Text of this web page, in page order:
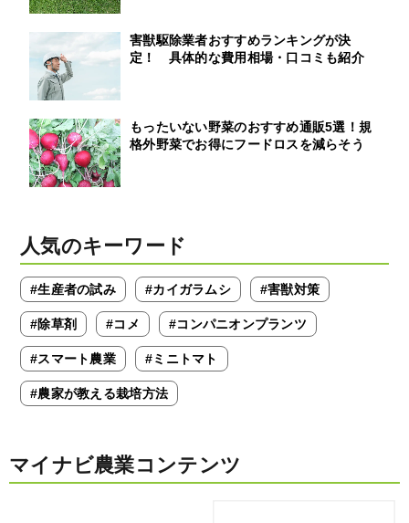
害獣駆除業者おすすめランキングが決
定！ 具体的な費用相場・口コミも紹介
もったいない野菜のおすすめ通販5選！規
格外野菜でお得にフードロスを減らそう
人気のキーワード
#生産者の試み #カイガラムシ #害獣対策
#除草剤 #コメ #コンパニオンプランツ
#スマート農業 #ミニトマト
#農家が教える栽培方法
マイナビ農業コンテンツ